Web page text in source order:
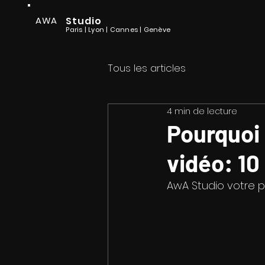
AWA Studio
Paris | Lyon | Cannes | Genève
Tous les articles
vidéo:
4 min de lecture
AwA Studio votre